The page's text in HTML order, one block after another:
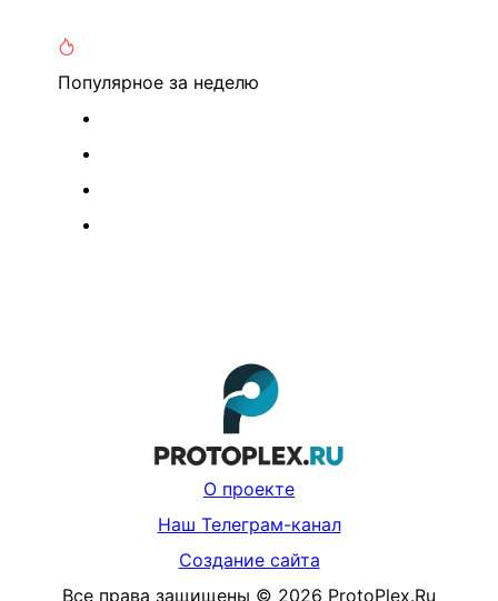
Популярное за неделю
О проекте
Наш Телеграм-канал
Создание сайта
Все права защищены © 2026 ProtoPlex.Ru